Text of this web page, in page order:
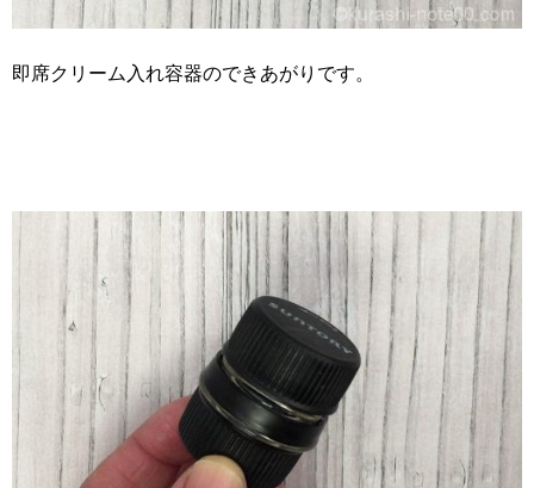
即席クリーム入れ容器のできあがりです。